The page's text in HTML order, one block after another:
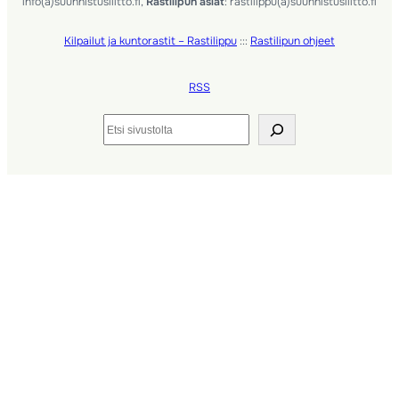
Kilpailut ja kuntorastit – Rastilippu ::: Rastilipun ohjeet
RSS
Etsi